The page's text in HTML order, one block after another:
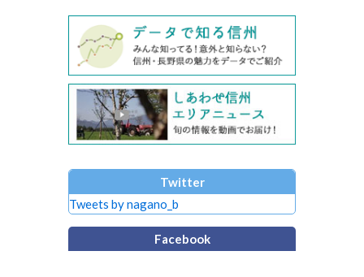
Twitter
Tweets by nagano_b
Facebook